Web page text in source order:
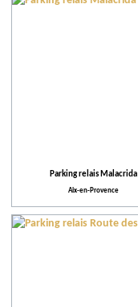
Parking relais Malacrida
Aix-en-Provence